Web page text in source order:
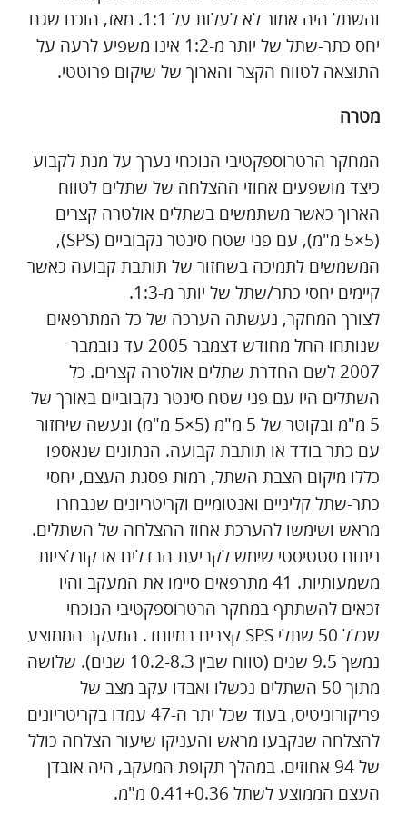
והשתל היה אמור לא לעלות על 1:1. מאז, הוכח שגם
יחס כתר-שתל של יותר מ-1:2 אינו משפיע לרעה על
התוצאה לטווח הקצר והארוך של שיקום פרוטטי.
מטרה
המחקר הרטרוספקטיבי הנוכחי נערך על מנת לקבוע
כיצד מושפעים אחוזי ההצלחה של שתלים לטווח
הארוך כאשר משתמשים בשתלים אולטרה קצרים
(5×5 מ"מ), עם פני שטח סינטר נקבוביים (SPS),
המשמשים לתמיכה בשחזור של תותבת קבועה כאשר
קיימים יחסי כתר/שתל של יותר מ-1:3.
לצורך המחקר, נעשתה הערכה של כל המתרפאים
שנותחו החל מחודש דצמבר 2005 עד נובמבר
2007 לשם החדרת שתלים אולטרה קצרים. כל
השתלים היו עם פני שטח סינטר נקבוביים באורך של
5 מ"מ ובקוטר של 5 מ"מ (5×5 מ"מ) ונעשה שיחזור
עם כתר בודד או תותבת קבועה. הנתונים שנאספו
כללו מיקום הצבת השתל, רמות פסגת העצם, יחסי
כתר-שתל קליניים ואנטומיים וקריטריונים שנבחרו
מראש ושימשו להערכת אחוז ההצלחה של השתלים.
ניתוח סטטיסטי שימש לקביעת הבדלים או קורלציות
משמעותיות. 41 מתרפאים סיימו את המעקב והיו
זכאים להשתתף במחקר הרטרוספקטיבי הנוכחי
שכלל 50 שתלי SPS קצרים במיוחד. המעקב הממוצע
נמשך 9.5 שנים (טווח שבין 10.2-8.3 שנים). שלושה
מתוך 50 השתלים נכשלו ואבדו עקב מצב של
פריקורוניטיס, בעוד שכל יתר ה-47 עמדו בקריטריונים
להצלחה שנקבעו מראש והעניקו שיעור הצלחה כולל
של 94 אחוזים. במהלך תקופת המעקב, היה אובדן
העצם הממוצע לשתל 0.41+0.36 מ"מ.